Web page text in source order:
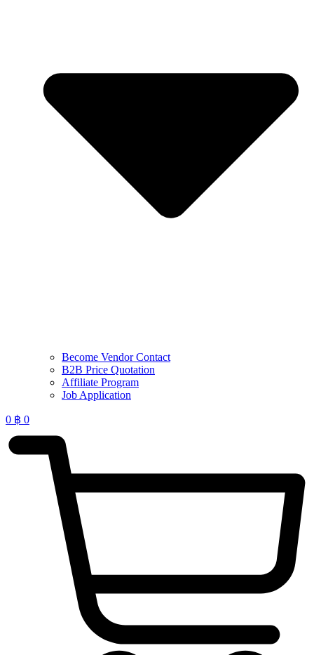
Become Vendor Contact
B2B Price Quotation
Affiliate Program
Job Application
0 ฿ 0